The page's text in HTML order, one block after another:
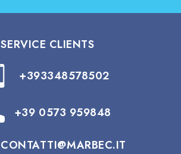
SERVICE CLIENTS
+393348578502
+39 0573 959848
CONTATTI@MARBEC.IT